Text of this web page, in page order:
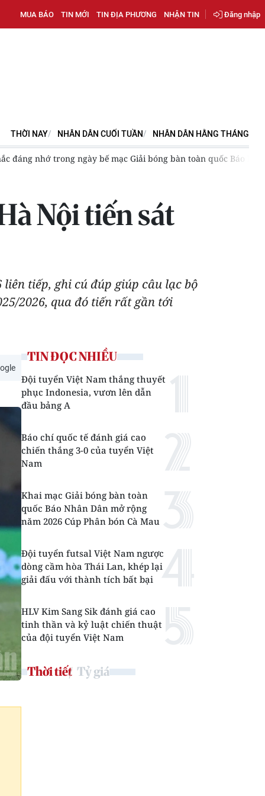
MUA BÁO TIN MỚI TIN ĐỊA PHƯƠNG NHẬN TIN Đăng nhập
THỜI NAY NHÂN DÂN CUỐI TUẦN NHÂN DÂN HẰNG THÁNG
U11 câu lạc bộ Hà Nội lần đầu vô địch Giải bóng đá nhi đồng toàn
Nội tiến sát
tiếp, ghi cú đúp giúp câu lạc bộ
2026, qua đó tiến rất gần tới
TIN ĐỌC NHIỀU
Đội tuyển Việt Nam thắng thuyết
phục Indonesia, vươn lên dẫn
đầu bảng A
Báo chí quốc tế đánh giá cao
chiến thắng 3-0 của tuyển Việt
Nam
Khai mạc Giải bóng bàn toàn
quốc Báo Nhân Dân mở rộng
năm 2026 Cúp Phân bón Cà Mau
Đội tuyển futsal Việt Nam ngược
dòng cầm hòa Thái Lan, khép lại
giải đấu với thành tích bất bại
HLV Kim Sang Sik đánh giá cao
tinh thần và kỷ luật chiến thuật
của đội tuyển Việt Nam
Thời tiết Tỷ giá